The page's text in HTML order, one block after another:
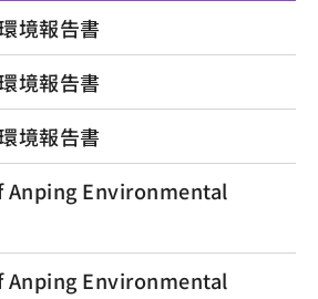
境報告書
境報告書
境報告書
Anping Environmental
Anping Environmental